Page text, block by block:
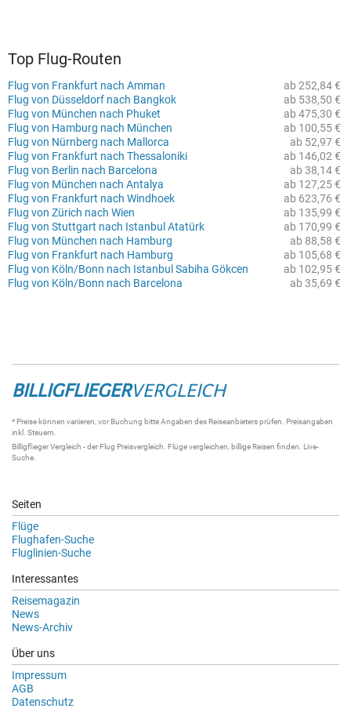
Top Flug-Routen
ab 252,84 €
Flug von Frankfurt nach Amman
ab 538,50 €
Flug von Düsseldorf nach Bangkok
ab 475,30 €
Flug von München nach Phuket
ab 100,55 €
Flug von Hamburg nach München
ab 52,97 €
Flug von Nürnberg nach Mallorca
ab 146,02 €
Flug von Frankfurt nach Thessaloniki
ab 38,14 €
Flug von Berlin nach Barcelona
ab 127,25 €
Flug von München nach Antalya
ab 623,76 €
Flug von Frankfurt nach Windhoek
ab 135,99 €
Flug von Zürich nach Wien
ab 170,99 €
Flug von Stuttgart nach Istanbul Atatürk
ab 88,58 €
Flug von München nach Hamburg
ab 105,68 €
Flug von Frankfurt nach Hamburg
ab 102,95 €
Flug von Köln/Bonn nach Istanbul Sabiha Gökcen
ab 35,69 €
Flug von Köln/Bonn nach Barcelona
BILLIGFLIEGERVERGLEICH
* Preise können variieren, vor Buchung bitte Angaben des Reiseanbieters prüfen. Preisangaben
inkl. Steuern.
Billigflieger Vergleich - derFlug Preisvergleich Flüge vergleichen , billige Reisen finden. Live-
Suche
Seiten
Flüge
Flughafen-Suche
Fluglinien-Suche
Interessantes
Reisemagazin
News
News-Archiv
Über uns
Impressum
AGB
Datenschutz